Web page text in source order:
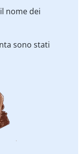
nome dei
sono stati